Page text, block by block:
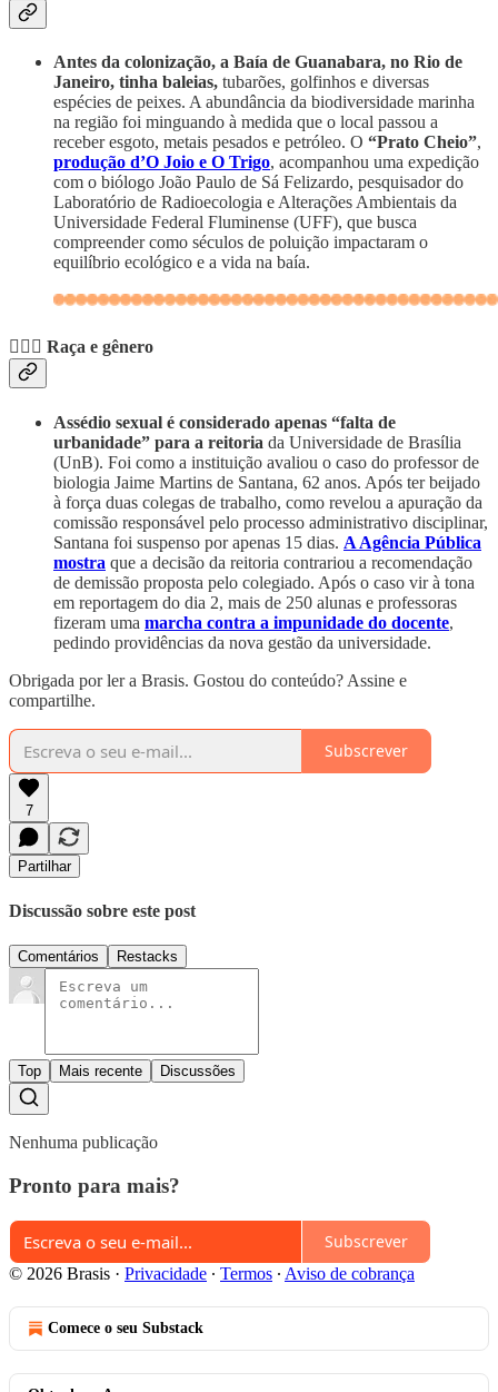
Antes da colonização, a Baía de Guanabara, no Rio de
Janeiro, tinha baleias, tubarões, golfinhos e diversas
espécies de peixes. A abundância da biodiversidade marinha
na região foi minguando à medida que o local passou a
receber esgoto, metais pesados e petróleo. O “Prato Cheio”,
produção d’O Joio e O Trigo, acompanhou uma expedição
com o biólogo João Paulo de Sá Felizardo, pesquisador do
Laboratório de Radioecologia e Alterações Ambientais da
Universidade Federal Fluminense (UFF), que busca
compreender como séculos de poluição impactaram o
equilíbrio ecológico e a vida na baía.
🙋🏽‍♀️ Raça e gênero
Assédio sexual é considerado apenas “falta de
urbanidade” para a reitoria da Universidade de Brasília
(UnB). Foi como a instituição avaliou o caso do professor de
biologia Jaime Martins de Santana, 62 anos. Após ter beijado
à força duas colegas de trabalho, como revelou a apuração da
comissão responsável pelo processo administrativo disciplinar,
Santana foi suspenso por apenas 15 dias. A Agência Pública
mostra que a decisão da reitoria contrariou a recomendação
de demissão proposta pelo colegiado. Após o caso vir à tona
em reportagem do dia 2, mais de 250 alunas e professoras
fizeram uma marcha contra a impunidade do docente,
pedindo providências da nova gestão da universidade.
Obrigada por ler a Brasis. Gostou do conteúdo? Assine e
compartilhe.
Subscrever
7
Partilhar
Discussão sobre este post
Comentários Restacks
Top Mais recente Discussões
Nenhuma publicação
Pronto para mais?
Subscrever
© 2026 Brasis · Privacidade ∙ Termos ∙ Aviso de cobrança
Comece o seu Substack